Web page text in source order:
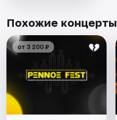
Похожие концерты
от 3 200 ₽